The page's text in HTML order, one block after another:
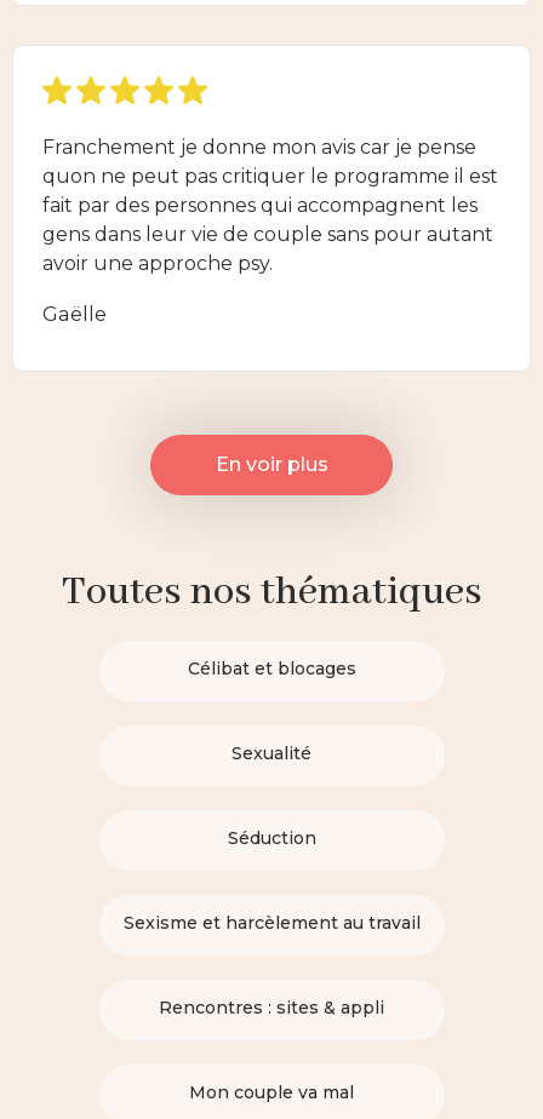
Franchement je donne mon avis car je pense
quon ne peut pas critiquer le programme il est
fait par des personnes qui accompagnent les
gens dans leur vie de couple sans pour autant
avoir une approche psy.
Gaëlle
En voir plus
Toutes nos thématiques
Célibat et blocages
Sexualité
Séduction
Sexisme et harcèlement au travail
Rencontres : sites & appli
Mon couple va mal